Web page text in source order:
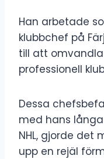
Han arbetade
klubbchef på
till att
professionell
Dessa
med hans
NHL, gjorde
upp en rejäl